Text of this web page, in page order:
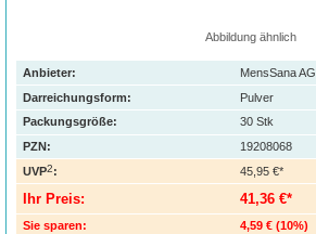
Abbildung ähnlich
Anbieter:
MensSana AG
Darreichungsform:
Pulver
Packungsgröße:
30 Stk
PZN:
19208068
UVP2: 45,95 €*
Ihr Preis: 41,36 €*
Sie sparen: 4,59 € (10%)